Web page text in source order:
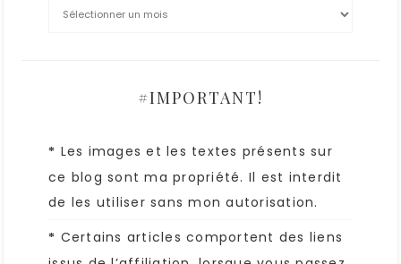
#IMPORTANT!
* Les images et les textes présents sur
ce blog sont ma propriété. Il est interdit
de les utiliser sans mon autorisation.
* Certains articles comportent des liens